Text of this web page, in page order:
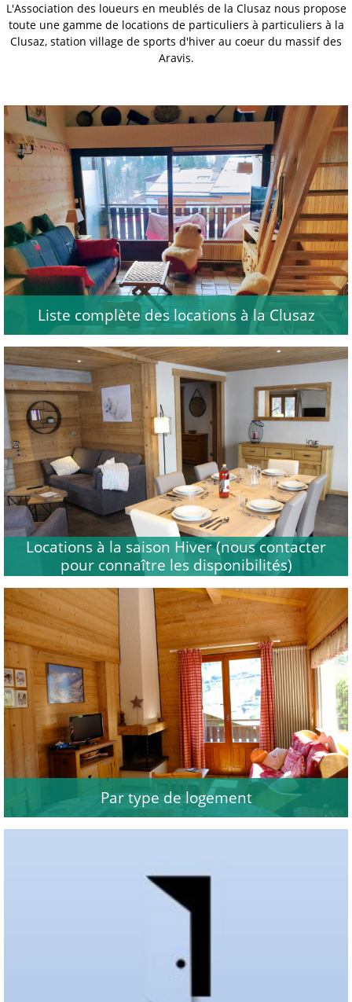
L'Association des loueurs en meublés de la Clusaz nous propose
toute une gamme de locations de particuliers à particuliers à la
Clusaz, station village de sports d'hiver au coeur du massif des
Aravis.
Liste complète des locations à la Clusaz
Locations à la saison Hiver (nous contacter
pour connaître les disponibilités)
Par type de logement